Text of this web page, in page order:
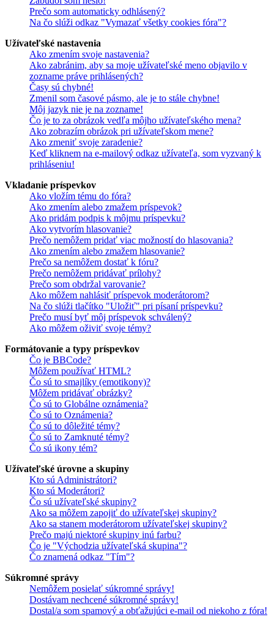
Prečo som automaticky odhlásený?
Na čo slúži odkaz "Vymazať všetky cookies fóra"?
Užívateľské nastavenia
Ako zmením svoje nastavenia?
Ako zabránim, aby sa moje užívateľské meno objavilo v
zozname práve prihlásených?
Časy sú chybné!
Zmenil som časové pásmo, ale je to stále chybne!
Môj jazyk nie je na zozname!
Čo je to za obrázok vedľa môjho užívateľského mena?
Ako zobrazím obrázok pri užívateľskom mene?
Ako zmeniť svoje zaradenie?
Keď kliknem na e-mailový odkaz užívateľa, som vyzvaný k
prihláseniu!
Vkladanie príspevkov
Ako vložím tému do fóra?
Ako zmením alebo zmažem príspevok?
Ako pridám podpis k môjmu príspevku?
Ako vytvorím hlasovanie?
Prečo nemôžem pridať viac možností do hlasovania?
Ako zmením alebo zmažem hlasovanie?
Prečo sa nemôžem dostať k fóru?
Prečo nemôžem pridávať prílohy?
Prečo som obdržal varovanie?
Ako môžem nahlásiť príspevok moderátorom?
Na čo slúži tlačítko "Uložiť" pri písaní príspevku?
Prečo musí byť môj príspevok schválený?
Ako môžem oživiť svoje témy?
Formátovanie a typy príspevkov
Čo je BBCode?
Môžem používať HTML?
Čo sú to smajlíky (emotikony)?
Môžem pridávať obrázky?
Čo sú to Globálne oznámenia?
Čo sú to Oznámenia?
Čo sú to dôležité témy?
Čo sú to Zamknuté témy?
Čo sú ikony tém?
Užívateľské úrovne a skupiny
Kto sú Administrátori?
Kto sú Moderátori?
Čo sú užívateľské skupiny?
Ako sa môžem zapojiť do užívateľskej skupiny?
Ako sa stanem moderátorom užívateľskej skupiny?
Prečo majú niektoré skupiny inú farbu?
Čo je "Východzia užívateľská skupina"?
Čo znamená odkaz "Tím"?
Súkromné správy
Nemôžem posielať súkromné správy!
Dostávam nechcené súkromné správy!
Dostal/a som spamový a obťažujúci e-mail od niekoho z fóra!